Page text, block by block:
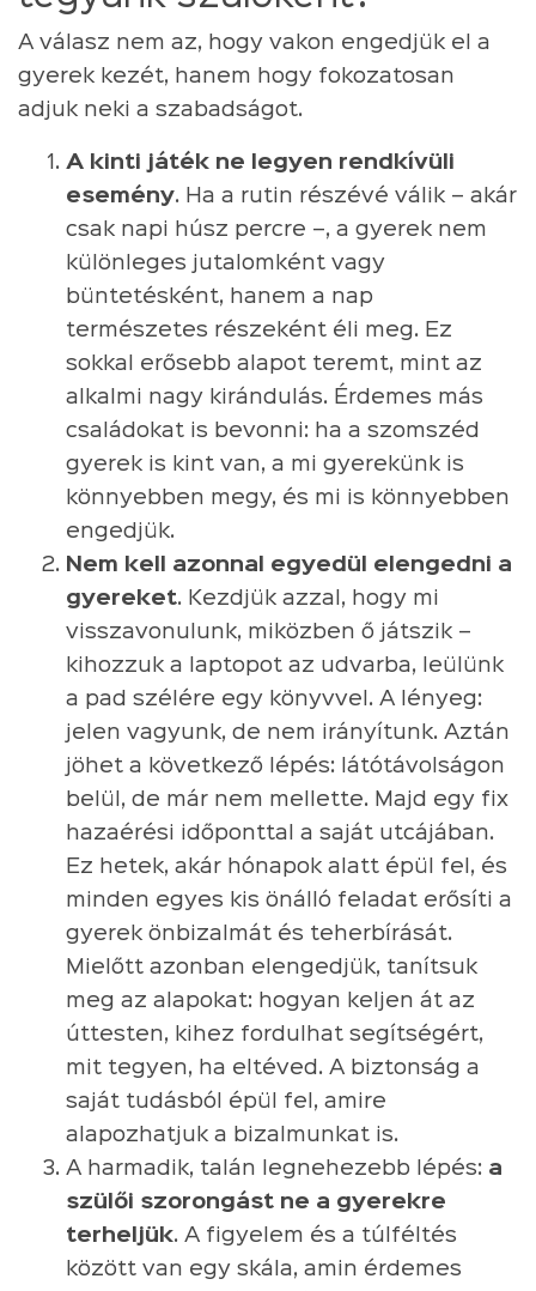
A válasz nem az, hogy vakon engedjük el a
gyerek kezét, hanem hogy fokozatosan
adjuk neki a szabadságot.
A kinti játék ne legyen rendkívüli
esemény. Ha a rutin részévé válik – akár
csak napi húsz percre –, a gyerek nem
különleges jutalomként vagy
büntetésként, hanem a nap
természetes részeként éli meg. Ez
sokkal erősebb alapot teremt, mint az
alkalmi nagy kirándulás. Érdemes más
családokat is bevonni: ha a szomszéd
gyerek is kint van, a mi gyerekünk is
könnyebben megy, és mi is könnyebben
engedjük.
Nem kell azonnal egyedül elengedni a
gyereket. Kezdjük azzal, hogy mi
visszavonulunk, miközben ő játszik –
kihozzuk a laptopot az udvarba, leülünk
a pad szélére egy könyvvel. A lényeg:
jelen vagyunk, de nem irányítunk. Aztán
jöhet a következő lépés: látótávolságon
belül, de már nem mellette. Majd egy fix
hazaérési időponttal a saját utcájában.
Ez hetek, akár hónapok alatt épül fel, és
minden egyes kis önálló feladat erősíti a
gyerek önbizalmát és teherbírását.
Mielőtt azonban elengedjük, tanítsuk
meg az alapokat: hogyan keljen át az
úttesten, kihez fordulhat segítségért,
mit tegyen, ha eltéved. A biztonság a
saját tudásból épül fel, amire
alapozhatjuk a bizalmunkat is.
A harmadik, talán legnehezebb lépés: a
szülői szorongást ne a gyerekre
terheljük. A figyelem és a túlféltés
között van egy skála, amin érdemes